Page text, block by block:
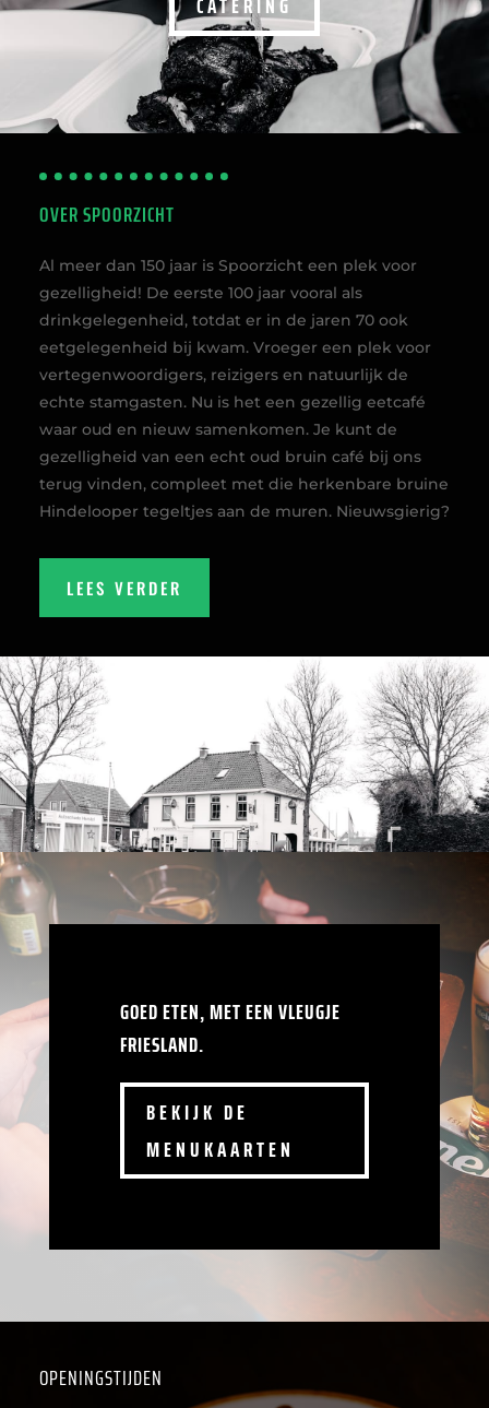
OVER SPOORZICHT
Al meer dan 150 jaar is Spoorzicht een plek voor
gezelligheid! De eerste 100 jaar vooral als
drinkgelegenheid, totdat er in de jaren 70 ook
eetgelegenheid bij kwam. Vroeger een plek voor
vertegenwoordigers, reizigers en natuurlijk de
echte stamgasten. Nu is het een gezellig eetcafé
waar oud en nieuw samenkomen. Je kunt de
gezelligheid van een echt oud bruin café bij ons
terug vinden, compleet met die herkenbare bruine
Hindelooper tegeltjes aan de muren. Nieuwsgierig?
LEES VERDER
GOED ETEN, MET EEN VLEUGJE
FRIESLAND.
BEKIJK DE
MENUKAARTEN
OPENINGSTIJDEN